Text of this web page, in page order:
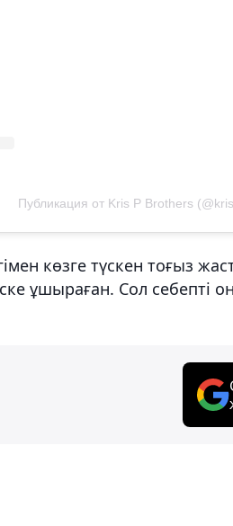
Публикация от Kris P Brothers️️️
көзге түскен тоғыз
ұшыраған. Сол себепті